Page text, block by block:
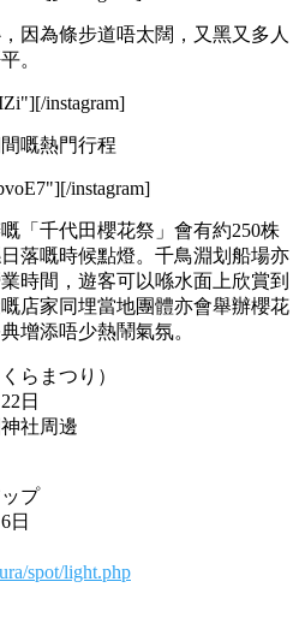
因為條步道唔太闊，又黑又多人
。
instagram]
嘅熱門行程
instagram]
「千代田櫻花祭」會有約250株
落嘅時候點燈。千鳥淵划船場亦
時間，遊客可以喺水面上欣賞到
店家同埋當地團體亦會舉辦櫻花
增添唔少熱鬧氣氛。
らまつり）
日
社周邊
プ
日
spot/light.php